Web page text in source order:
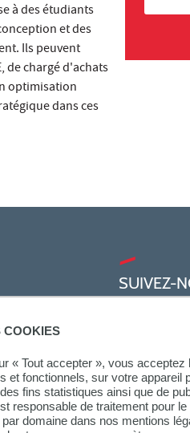
COOKIES
« Tout accepter », vous
et fonctionnels, sur votre appareil
fins statistiques ainsi que de
responsable de traitement pour
domaine dans nos mentions
à des étudiants
et des
Ils peuvent
de chargé d'achats
optimisation
dans ces
SUIVEZ-